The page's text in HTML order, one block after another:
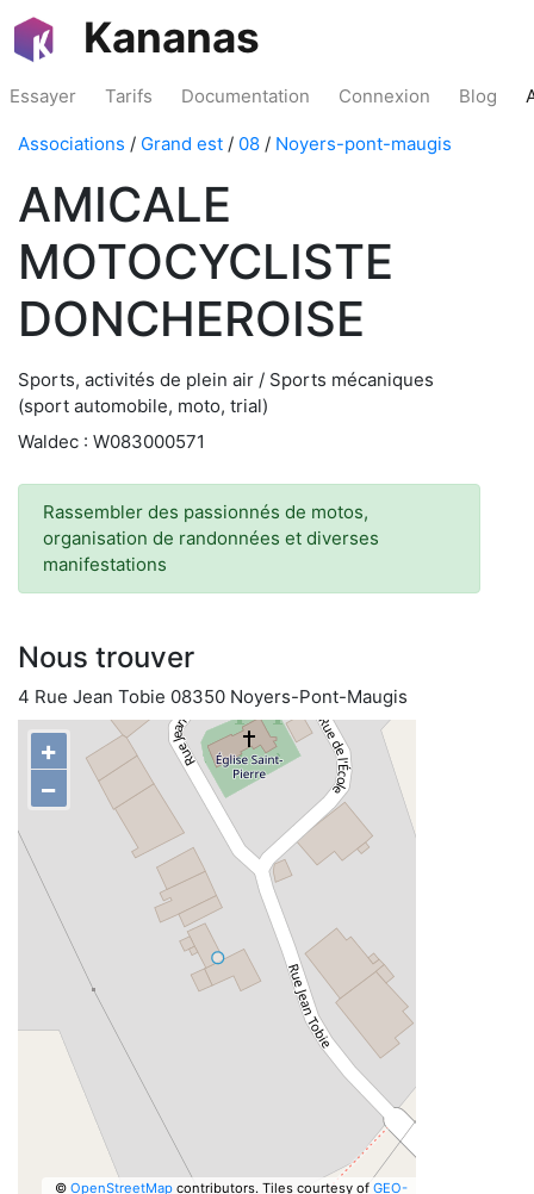
Kananas
Essayer Tarifs Documentation Connexion Blog
Associations / Grand est / 08 / Noyers-pont-maugis
AMICALE
MOTOCYCLISTE
DONCHEROISE
Sports, activités de plein air / Sports mécaniques
(sport automobile, moto, trial)
Waldec : W083000571
Rassembler des passionnés de motos,
organisation de randonnées et diverses
manifestations
Nous trouver
4 Rue Jean Tobie 08350 Noyers-Pont-Maugis
+
−
© OpenStreetMapcontributors. Tiles courtesy of GEO-